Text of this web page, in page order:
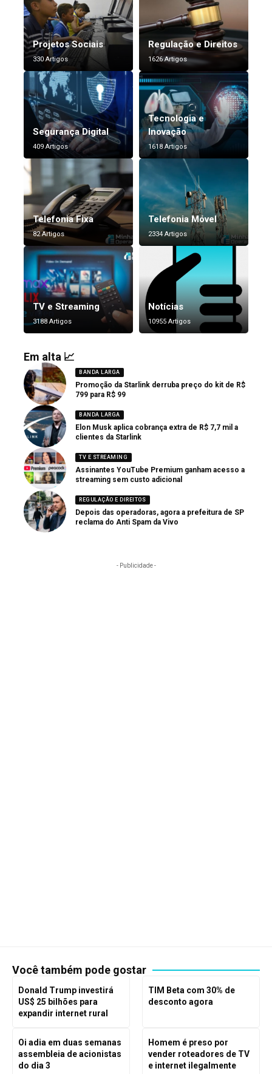
Projetos Sociais
330 Artigos
Regulação e Direitos
1626 Artigos
Segurança Digital
409 Artigos
Tecnologia e
Inovação
1618 Artigos
Telefonia Fixa
82 Artigos
Telefonia Móvel
2334 Artigos
TV e Streaming
3188 Artigos
Notícias
10955 Artigos
Em alta 📈
BANDA LARGA
Promoção da Starlink derruba preço do kit de R$
799 para R$ 99
BANDA LARGA
Elon Musk aplica cobrança extra de R$ 7,7 mil a
clientes da Starlink
TV E STREAMING
Assinantes YouTube Premium ganham acesso a
streaming sem custo adicional
REGULAÇÃO E DIREITOS
Depois das operadoras, agora a prefeitura de SP
reclama do Anti Spam da Vivo
- Publicidade -
Você também pode gostar
Donald Trump investirá
US$ 25 bilhões para
expandir internet rural
TIM Beta com 30% de
desconto agora
Oi adia em duas semanas
assembleia de acionistas
do dia 3
Homem é preso por
vender roteadores de TV
e internet ilegalmente